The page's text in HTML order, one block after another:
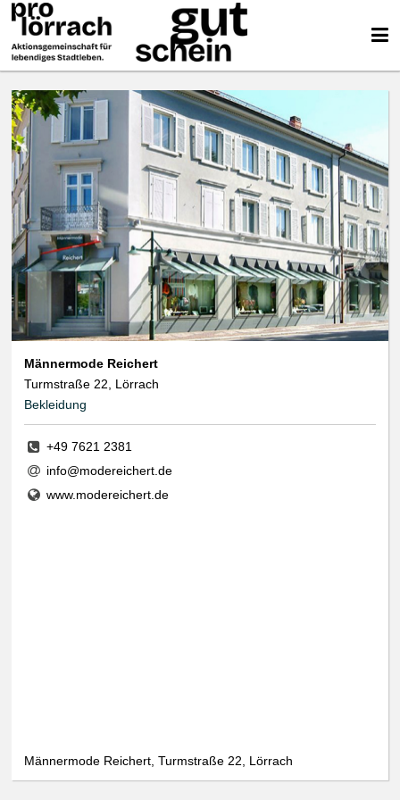
Männermode Reichert
Turmstraße 22, Lörrach
Bekleidung
+49 7621 2381
info@modereichert.de
www.modereichert.de
Männermode Reichert, Turmstraße 22, Lörrach